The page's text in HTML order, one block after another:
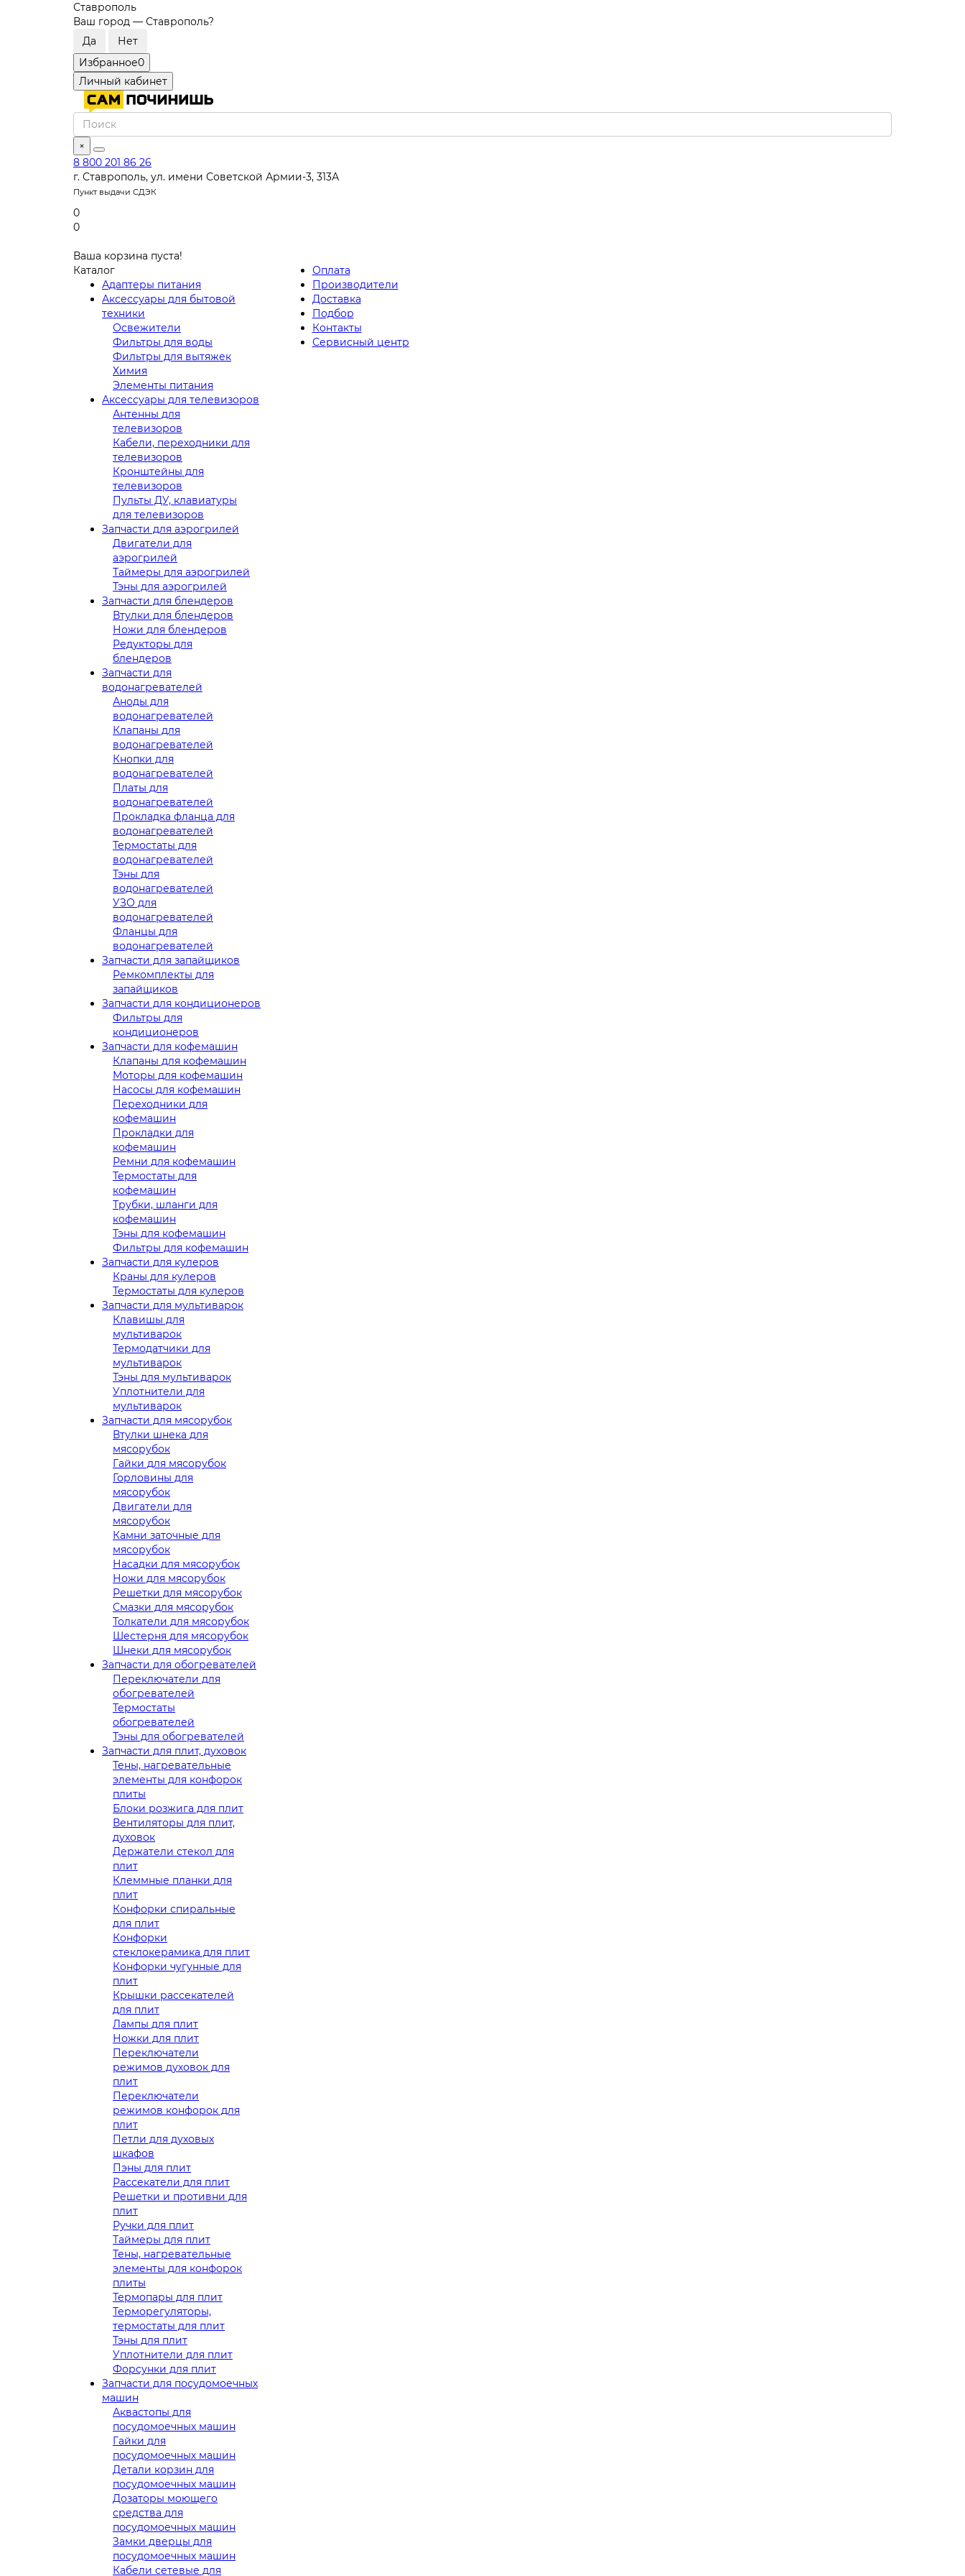
Ставрополь
Ваш город — Ставрополь?
Избранное0
Личный кабинет
×
8 800 201 86 26
г. Ставрополь, ул. имени Советской Армии-3, 313А
Пункт выдачи СДЭК
0
0
Ваша корзина пуста!
Каталог
Адаптеры питания
Аксессуары для бытовой
техники
Освежители
Фильтры для воды
Фильтры для вытяжек
Химия
Элементы питания
Аксессуары для телевизоров
Антенны для
телевизоров
Кабели, переходники для
телевизоров
Кронштейны для
телевизоров
Пульты ДУ, клавиатуры
для телевизоров
Запчасти для аэрогрилей
Двигатели для
аэрогрилей
Таймеры для аэрогрилей
Тэны для аэрогрилей
Запчасти для блендеров
Втулки для блендеров
Ножи для блендеров
Редукторы для
блендеров
Запчасти для
водонагревателей
Аноды для
водонагревателей
Клапаны для
водонагревателей
Кнопки для
водонагревателей
Платы для
водонагревателей
Прокладка фланца для
водонагревателей
Термостаты для
водонагревателей
Тэны для
водонагревателей
УЗО для
водонагревателей
Фланцы для
водонагревателей
Запчасти для запайщиков
Ремкомплекты для
запайщиков
Запчасти для кондиционеров
Фильтры для
кондиционеров
Запчасти для кофемашин
Клапаны для кофемашин
Моторы для кофемашин
Насосы для кофемашин
Переходники для
кофемашин
Прокладки для
кофемашин
Ремни для кофемашин
Термостаты для
кофемашин
Трубки, шланги для
кофемашин
Тэны для кофемашин
Фильтры для кофемашин
Запчасти для кулеров
Краны для кулеров
Термостаты для кулеров
Запчасти для мультиварок
Клавишы для
мультиварок
Термодатчики для
мультиварок
Тэны для мультиварок
Уплотнители для
мультиварок
Запчасти для мясорубок
Втулки шнека для
мясорубок
Гайки для мясорубок
Горловины для
мясорубок
Двигатели для
мясорубок
Камни заточные для
мясорубок
Насадки для мясорубок
Ножи для мясорубок
Решетки для мясорубок
Смазки для мясорубок
Толкатели для мясорубок
Шестерня для мясорубок
Шнеки для мясорубок
Запчасти для обогревателей
Переключатели для
обогревателей
Термостаты
обогревателей
Тэны для обогревателей
Запчасти для плит, духовок
Тены, нагревательные
элементы для конфорок
плиты
Блоки розжига для плит
Вентиляторы для плит,
духовок
Держатели стекол для
плит
Клеммные планки для
плит
Конфорки спиральные
для плит
Конфорки
стеклокерамика для плит
Конфорки чугунные для
плит
Крышки рассекателей
для плит
Лампы для плит
Ножки для плит
Переключатели
режимов духовок для
плит
Переключатели
режимов конфорок для
плит
Петли для духовых
шкафов
Пэны для плит
Рассекатели для плит
Решетки и противни для
плит
Ручки для плит
Таймеры для плит
Тены, нагревательные
элементы для конфорок
плиты
Термопары для плит
Терморегуляторы,
термостаты для плит
Тэны для плит
Уплотнители для плит
Форсунки для плит
Запчасти для посудомоечных
машин
Аквастопы для
посудомоечных машин
Гайки для
посудомоечных машин
Детали корзин для
посудомоечных машин
Дозаторы моющего
средства для
посудомоечных машин
Замки дверцы для
посудомоечных машин
Кабели сетевые для
Оплата
Производители
Доставка
Подбор
Контакты
Сервисный центр